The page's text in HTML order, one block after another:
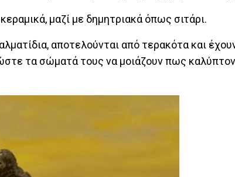
μαζί με δημητριακά όπως σιτάρι.
αποτελούνται από τερακότα και
τα σώματά τους να μοιάζουν πως